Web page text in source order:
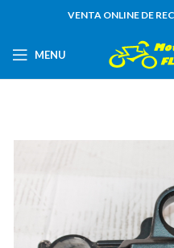
VENTA ONLINE DE
MENU